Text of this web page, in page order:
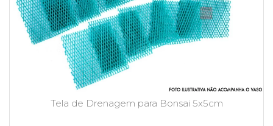
Tela de Drenagem para Bonsai 5x5cm